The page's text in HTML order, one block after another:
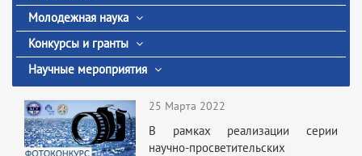
Молодежная наука
Конкурсы и гранты
Научные мероприятия
25 Марта 2022
В рамках реализации серии
научно-просветительских